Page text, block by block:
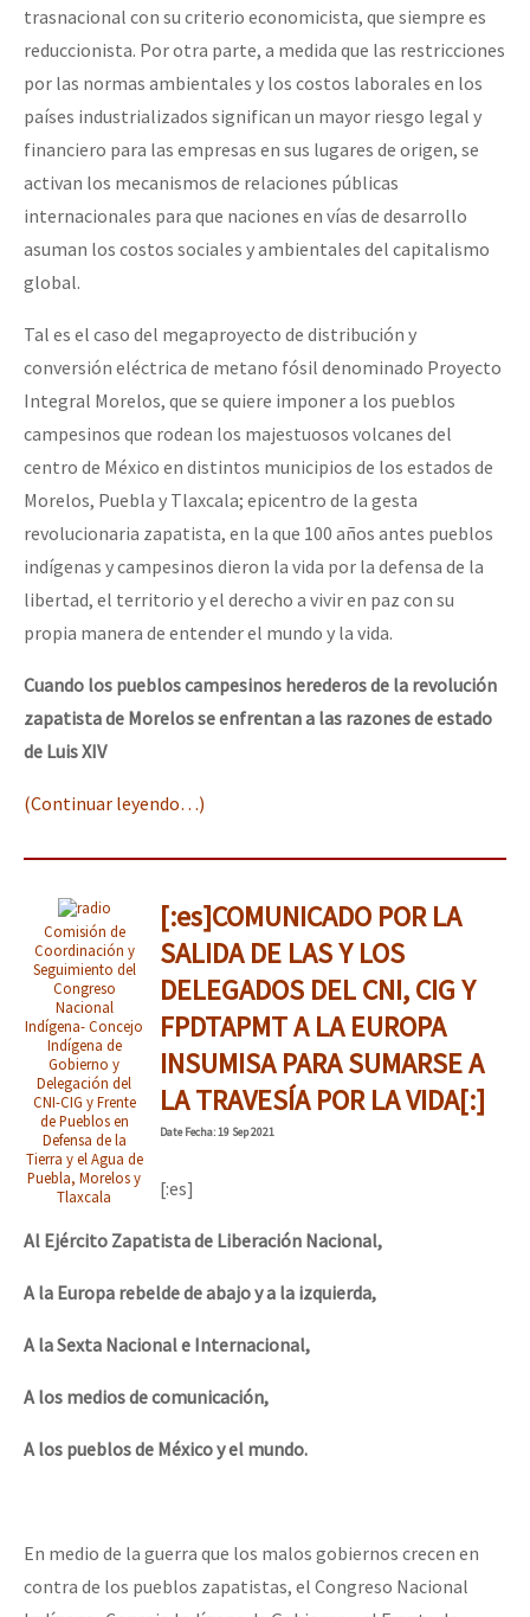
trasnacional con su criterio economicista, que siempre es
reduccionista. Por otra parte, a medida que las restricciones
por las normas ambientales y los costos laborales en los
países industrializados significan un mayor riesgo legal y
financiero para las empresas en sus lugares de origen, se
activan los mecanismos de relaciones públicas
internacionales para que naciones en vías de desarrollo
asuman los costos sociales y ambientales del capitalismo
global.
Tal es el caso del megaproyecto de distribución y
conversión eléctrica de metano fósil denominado Proyecto
Integral Morelos, que se quiere imponer a los pueblos
campesinos que rodean los majestuosos volcanes del
centro de México en distintos municipios de los estados de
Morelos, Puebla y Tlaxcala; epicentro de la gesta
revolucionaria zapatista, en la que 100 años antes pueblos
indígenas y campesinos dieron la vida por la defensa de la
libertad, el territorio y el derecho a vivir en paz con su
propia manera de entender el mundo y la vida.
Cuando los pueblos campesinos herederos de la revolución
zapatista de Morelos se enfrentan a las razones de estado
de Luis XIV
(Continuar leyendo…)
Comisión de
Coordinación y
Seguimiento del
Congreso
Nacional
Indígena- Concejo
Indígena de
Gobierno y
Delegación del
CNI-CIG y Frente
de Pueblos en
Defensa de la
Tierra y el Agua de
Puebla, Morelos y
Tlaxcala
[:es]COMUNICADO POR LA
SALIDA DE LAS Y LOS
DELEGADOS DEL CNI, CIG Y
FPDTAPMT A LA EUROPA
INSUMISA PARA SUMARSE A
LA TRAVESÍA POR LA VIDA[:]
DateFecha: 19 Sep 2021
[:es]
Al Ejército Zapatista de Liberación Nacional,
A la Europa rebelde de abajo y a la izquierda,
A la Sexta Nacional e Internacional,
A los medios de comunicación,
A los pueblos de México y el mundo.
En medio de la guerra que los malos gobiernos crecen en
contra de los pueblos zapatistas, el Congreso Nacional